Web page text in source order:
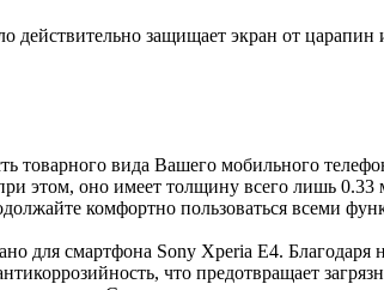
действительно защищает экран от
вида Вашего мобильного
этом, оно имеет толщину всего лишь 0.33
комфортно пользоваться всеми
для смартфона Sony Xperia E4.
что предотвращает